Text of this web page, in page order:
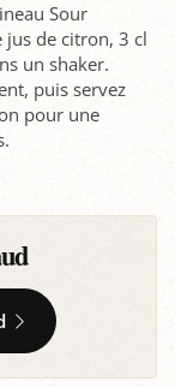
Sour
jus de citron, 3 cl
un shaker.
puis servez
pour une